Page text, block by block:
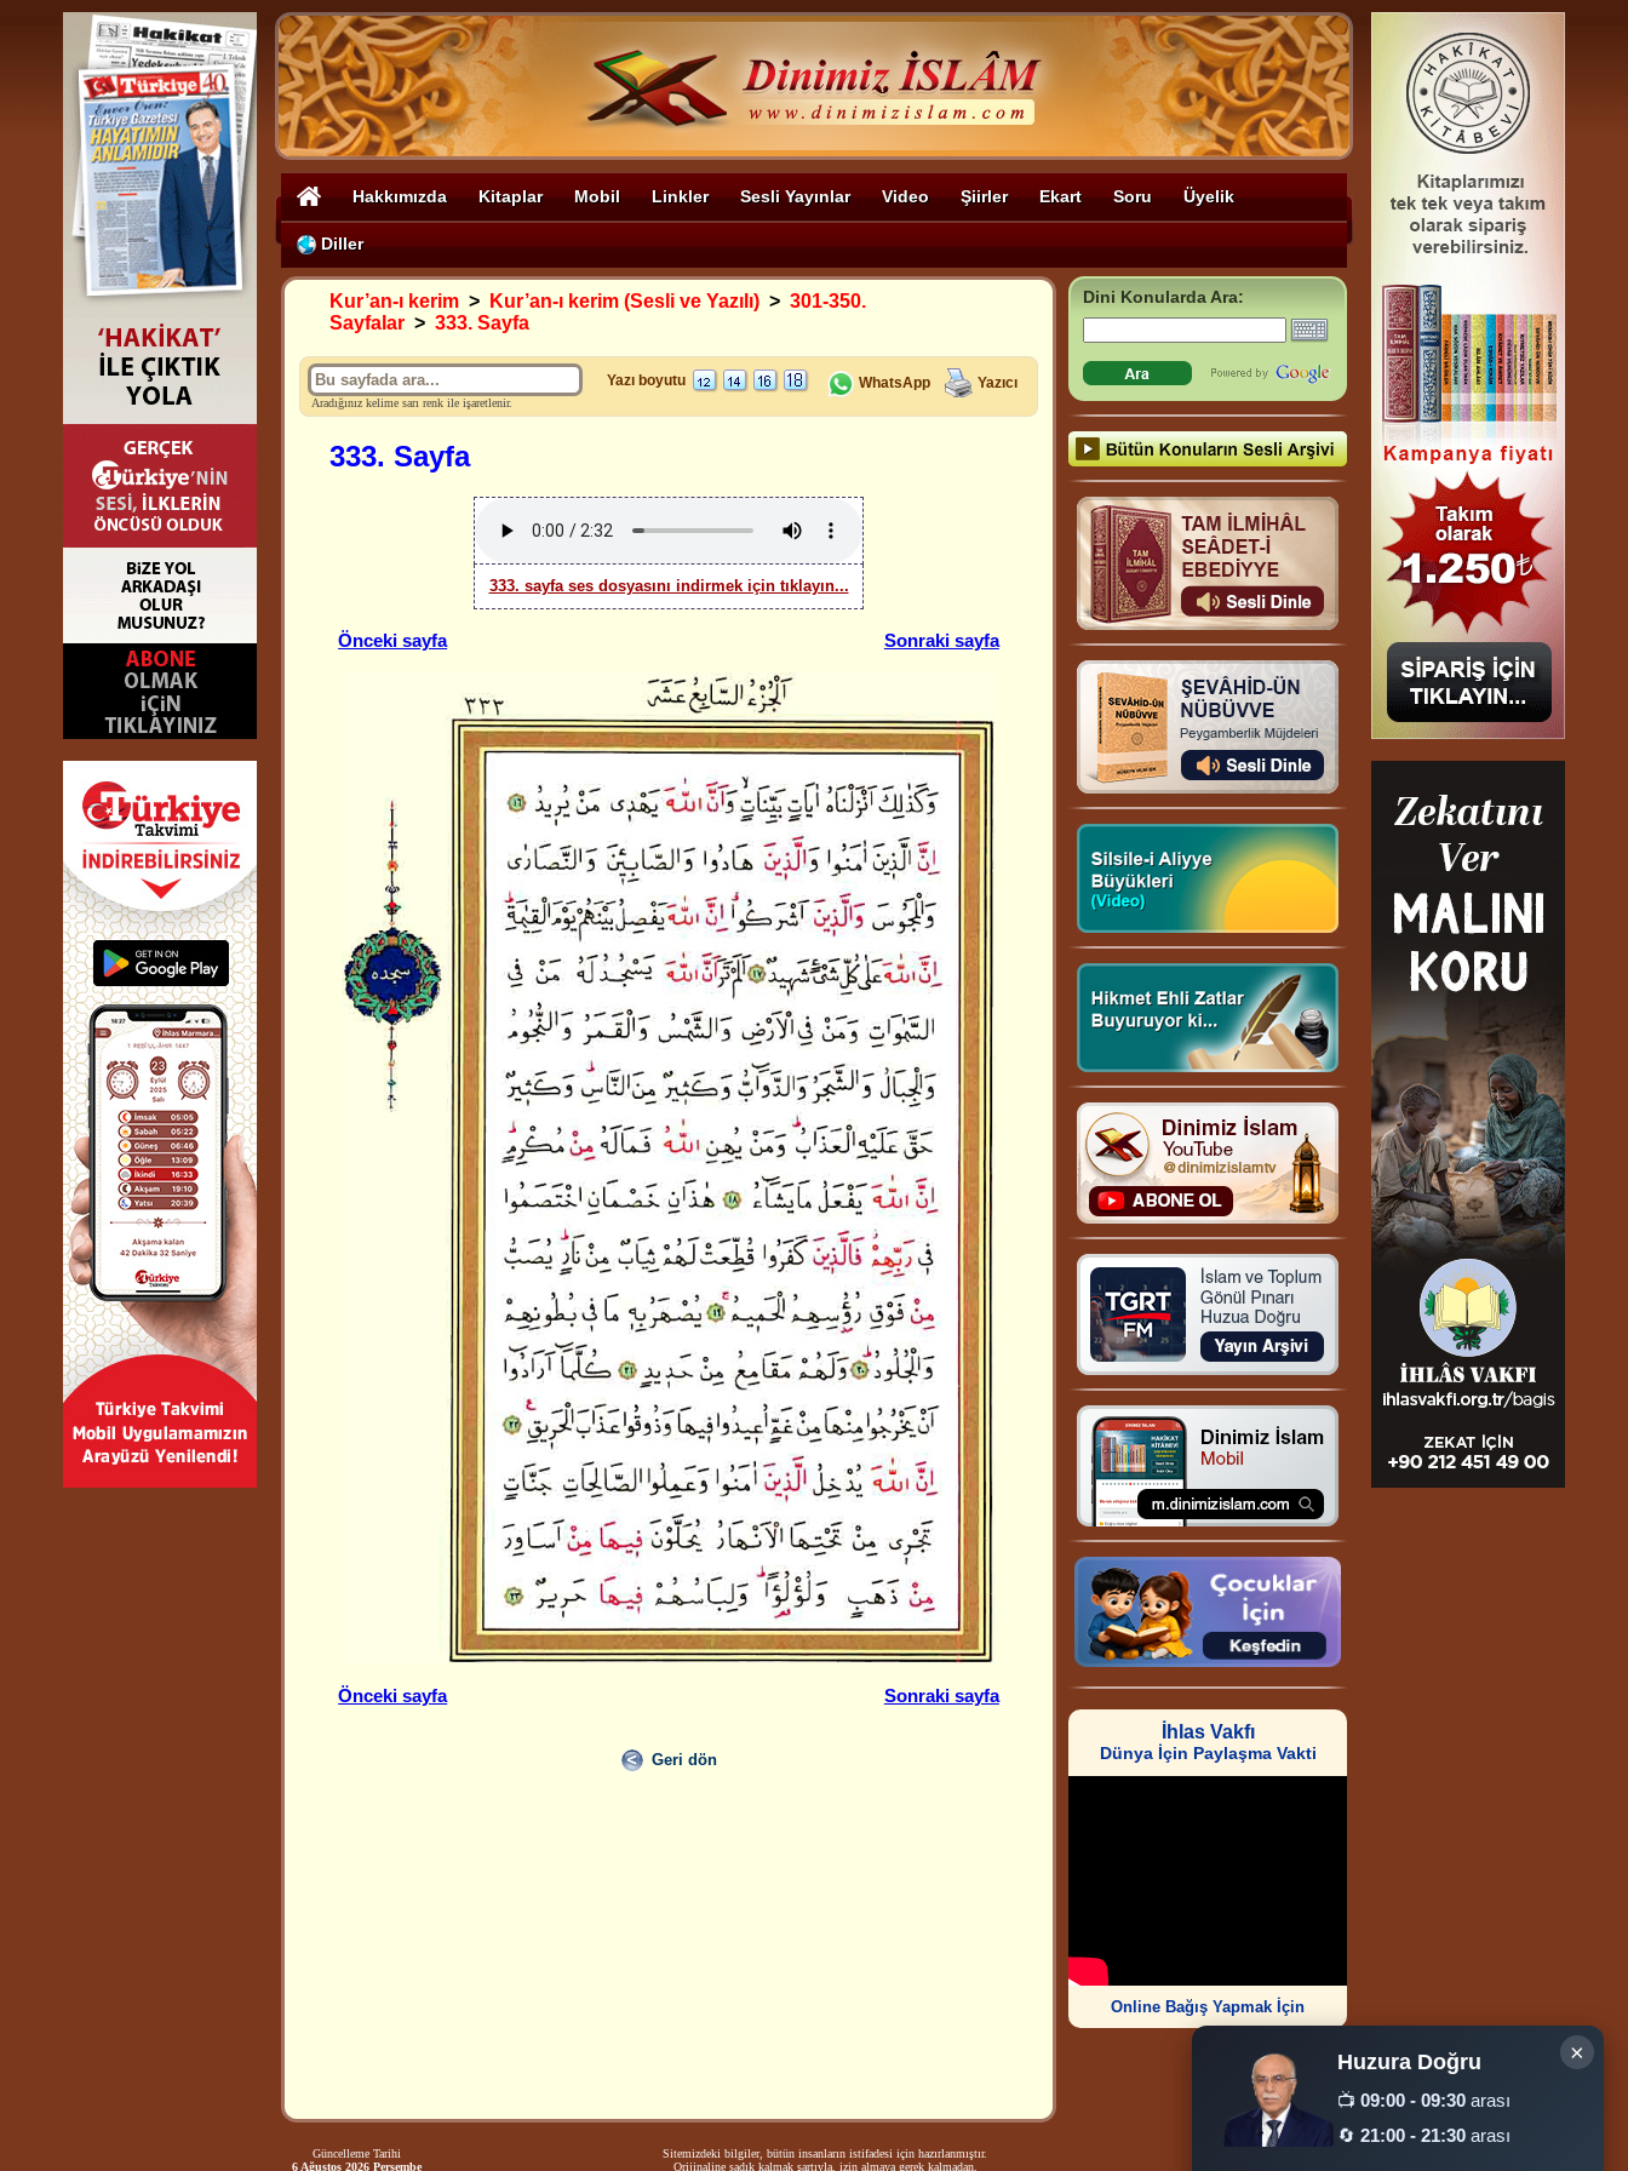
Hakkımızda Kitaplar Mobil Linkler Sesli Yayınlar Video Şiirler Ekart Soru Üyelik
Diller
Kur’an-ı kerim > Kur’an-ı kerim (Sesli ve Yazılı) > 301-350.
Sayfalar > 333. Sayfa
Aradığınız kelime sarı renk ile işaretlenir.
Yazı boyutu WhatsApp Yazıcı
333. Sayfa
333. sayfa ses dosyasını indirmek için tıklayın...
Önceki sayfa Sonraki sayfa
Önceki sayfa Sonraki sayfa
Geri dön
Dini Konularda Ara:
İhlas Vakfı
Dünya İçin Paylaşma Vakti
Online Bağış Yapmak İçin
Güncelleme Tarihi
6 Ağustos 2026 Perşembe
Sitemizdeki bilgiler, bütün insanların istifadesi için hazırlanmıştır.
Orijinaline sadık kalmak şartıyla, izin almaya gerek kalmadan,
×
Huzura Doğru
📺 09:00 - 09:30 arası
🔄 21:00 - 21:30 arası